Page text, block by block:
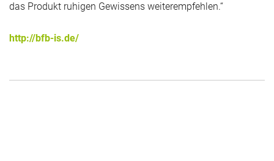
das Produkt ruhigen Gewissens weiterempfehlen.“
http://bfb-is.de/